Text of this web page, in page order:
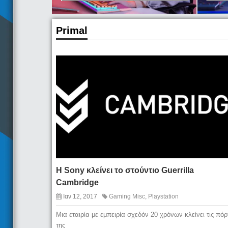
Primal
Η Sony κλείνει το στούντιο Guerrilla
Cambridge
Ιαν 12, 2017 Gaming Misc Playstation
Μια εταιρία με εμπειρία σχεδόν 20 χρόνων κλείνει τις
της